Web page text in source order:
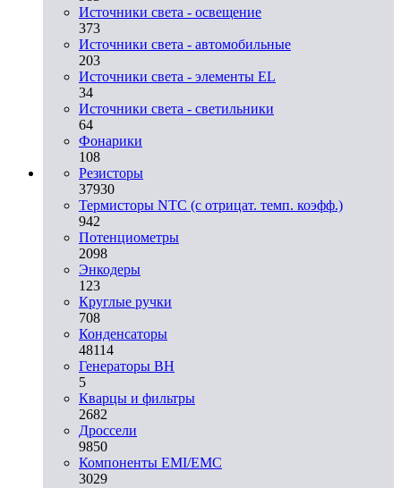
Источники света - освещение
373
Источники света - автомобильные
203
Источники света - элементы EL
34
Источники света - светильники
64
Фонарики
108
Резисторы
37930
Термисторы NTC (с отрицат. темп. коэфф.)
942
Потенциометры
2098
Энкодеры
123
Круглые ручки
708
Конденсаторы
48114
Генераторы ВН
5
Кварцы и фильтры
2682
Дроссели
9850
Компоненты EMI/EMC
3029